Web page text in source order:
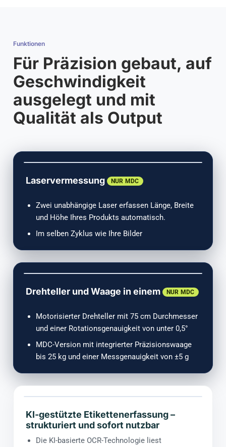
Funktionen
Für Präzision gebaut, auf
Geschwindigkeit
ausgelegt und mit
Qualität als Output
Laservermessung NUR MDC
Zwei unabhängige Laser erfassen Länge, Breite
und Höhe Ihres Produkts automatisch.
Im selben Zyklus wie Ihre Bilder
Drehteller und Waage in einem NUR MDC
Motorisierter Drehteller mit 75 cm Durchmesser
und einer Rotationsgenauigkeit von unter 0,5°
MDC-Version mit integrierter Präzisionswaage
bis 25 kg und einer Messgenauigkeit von ±5 g
KI-gestützte Etikettenerfassung –
strukturiert und sofort nutzbar
Die KI-basierte OCR-Technologie liest